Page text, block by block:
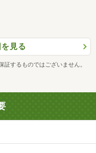
見る
するものではございません。